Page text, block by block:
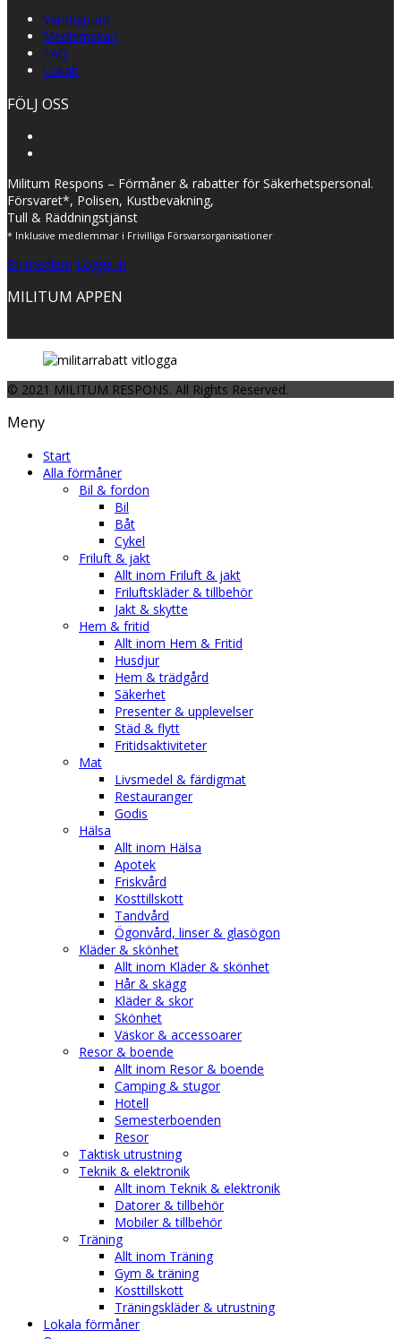
Värdegrund
Medlemskap
FAQ
Lokalt
FÖLJ OSS
Militum Respons – Förmåner & rabatter för Säkerhetspersonal.
Försvaret*, Polisen, Kustbevakning,
Tull & Räddningstjänst
* Inklusive medlemmar i Frivilliga Försvarsorganisationer
Bli medlem Logga in
MILITUM APPEN
© 2021 MILITUM RESPONS. All Rights Reserved.
Meny
Start
Alla förmåner
Bil & fordon
Bil
Båt
Cykel
Friluft & jakt
Allt inom Friluft & jakt
Friluftskläder & tillbehör
Jakt & skytte
Hem & fritid
Allt inom Hem & Fritid
Husdjur
Hem & trädgård
Säkerhet
Presenter & upplevelser
Städ & flytt
Fritidsaktiviteter
Mat
Livsmedel & färdigmat
Restauranger
Godis
Hälsa
Allt inom Hälsa
Apotek
Friskvård
Kosttillskott
Tandvård
Ögonvård, linser & glasögon
Kläder & skönhet
Allt inom Kläder & skönhet
Hår & skägg
Kläder & skor
Skönhet
Väskor & accessoarer
Resor & boende
Allt inom Resor & boende
Camping & stugor
Hotell
Semesterboenden
Resor
Taktisk utrustning
Teknik & elektronik
Allt inom Teknik & elektronik
Datorer & tillbehör
Mobiler & tillbehör
Träning
Allt inom Träning
Gym & träning
Kosttillskott
Träningskläder & utrustning
Lokala förmåner